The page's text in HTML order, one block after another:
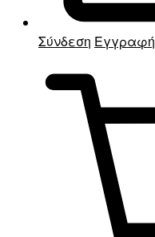
Σύνδεση Εγγραφή